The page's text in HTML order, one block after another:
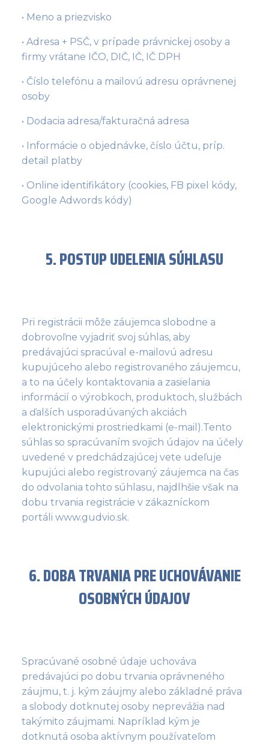
• Meno a priezvisko
• Adresa + PSČ, v prípade právnickej osoby a
firmy vrátane IČO, DIČ, IČ, IČ DPH
• Číslo telefónu a mailovú adresu oprávnenej
osoby
• Dodacia adresa/fakturačná adresa
• Informácie o objednávke, číslo účtu, príp.
detail platby
• Online identifikátory (cookies, FB pixel kódy,
Google Adwords kódy)
5. POSTUP UDELENIA SÚHLASU
Pri registrácii môže záujemca slobodne a
dobrovoľne vyjadriť svoj súhlas, aby
predávajúci spracúval e-mailovú adresu
kupujúceho alebo registrovaného záujemcu,
a to na účely kontaktovania a zasielania
informácií o výrobkoch, produktoch, službách
a ďalších usporadúvaných akciách
elektronickými prostriedkami (e-mail).Tento
súhlas so spracúvaním svojich údajov na účely
uvedené v predchádzajúcej vete udeľuje
kupujúci alebo registrovaný záujemca na čas
do odvolania tohto súhlasu, najdlhšie však na
dobu trvania registrácie v zákazníckom
portáli www.gudvio.sk.
6. DOBA TRVANIA PRE UCHOVÁVANIE
OSOBNÝCH ÚDAJOV
Spracúvané osobné údaje uchováva
predávajúci po dobu trvania oprávneného
záujmu, t. j. kým záujmy alebo základné práva
a slobody dotknutej osoby neprevážia nad
takýmito záujmami. Napríklad kým je
dotknutá osoba aktívnym používateľom